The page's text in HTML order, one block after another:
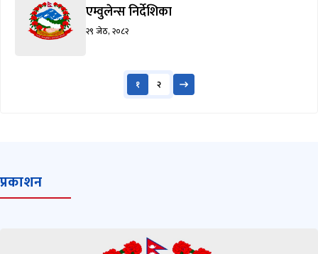
एम्वुलेन्स निर्देशिका
२९ जेठ, २०८२
१ २
प्रकाशन